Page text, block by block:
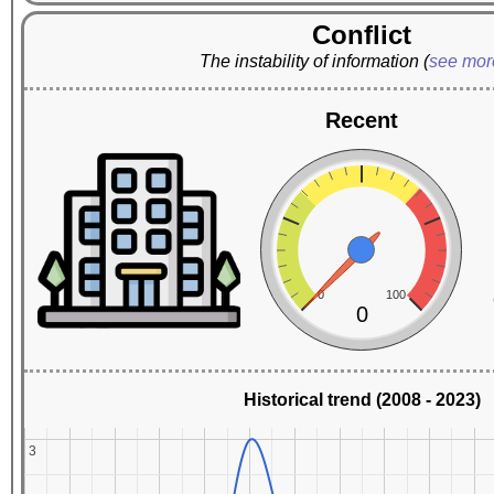
Conflict
The instability of information (see
Recent
0 100
0
Historical trend (2008 - 2023)
3
3